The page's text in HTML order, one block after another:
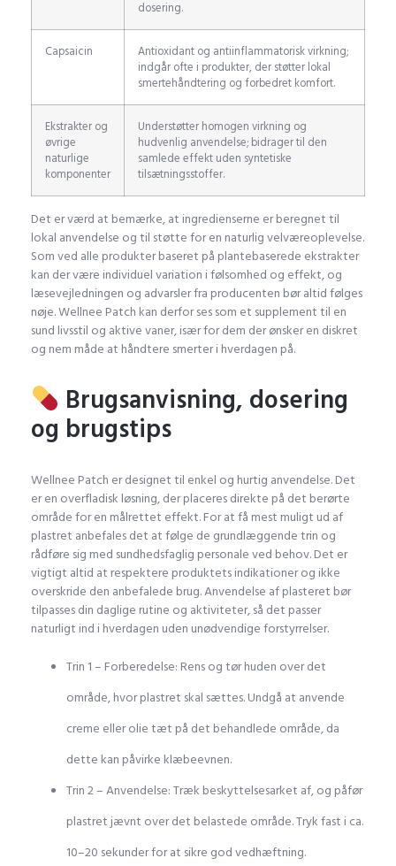
dosering.
Capsaicin
Antioxidant og antiinflammatorisk virkning;
indgår ofte i produkter, der støtter lokal
smertehåndtering og forbedret komfort.
Ekstrakter og
øvrige
naturlige
komponenter
Understøtter homogen virkning og
hudvenlig anvendelse; bidrager til den
samlede effekt uden syntetiske
tilsætningsstoffer.
Det er værd at bemærke, at ingredienserne er beregnet til
lokal anvendelse og til støtte for en naturlig velværeoplevelse.
Som ved alle produkter baseret på plantebaserede ekstrakter
kan der være individuel variation i følsomhed og effekt, og
læsevejledningen og advarsler fra producenten bør altid følges
nøje. Wellnee Patch kan derfor ses som et supplement til en
sund livsstil og aktive vaner, især for dem der ønsker en diskret
og nem måde at håndtere smerter i hverdagen på.
Brugsanvisning, dosering
og brugstips
Wellnee Patch er designet til enkel og hurtig anvendelse. Det
er en overfladisk løsning, der placeres direkte på det berørte
område for en målrettet effekt. For at få mest muligt ud af
plastret anbefales det at følge de grundlæggende trin og
rådføre sig med sundhedsfaglig personale ved behov. Det er
vigtigt altid at respektere produktets indikationer og ikke
overskride den anbefalede brug. Anvendelse af plasteret bør
tilpasses din daglige rutine og aktiviteter, så det passer
naturligt ind i hverdagen uden unødvendige forstyrrelser.
Trin 1 – Forberedelse: Rens og tør huden over det
område, hvor plastret skal sættes. Undgå at anvende
creme eller olie tæt på det behandlede område, da
dette kan påvirke klæbeevnen.
Trin 2 – Anvendelse: Træk beskyttelsesarket af, og påfør
plastret jævnt over det belastede område. Tryk fast i ca.
10–20 sekunder for at sikre god vedhæftning.